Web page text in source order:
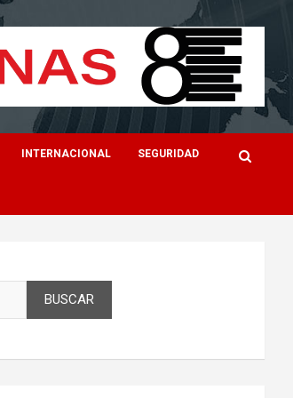
INTERNACIONAL SEGURIDAD
BUSCAR